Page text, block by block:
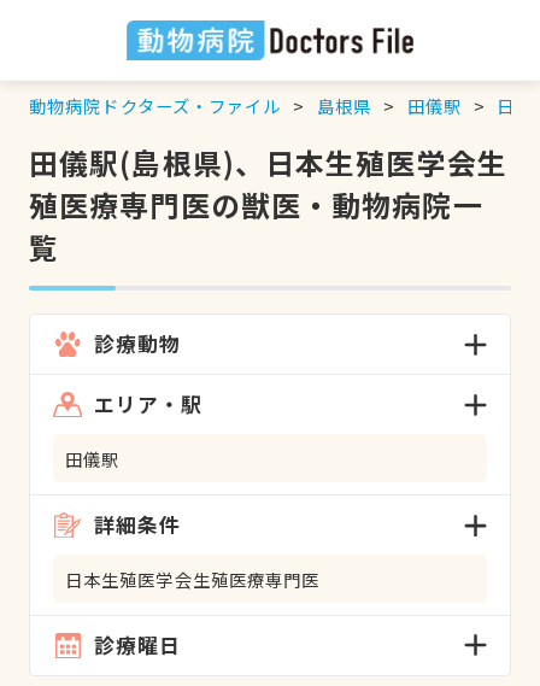
動物病院ドクターズ・ファイル 島根県 田儀駅 日本
田儀駅(島根県)、日本生殖医学会生
殖医療専門医の獣医・動物病院一
覧
診療動物
エリア・駅
田儀駅
詳細条件
日本生殖医学会生殖医療専門医
診療曜日